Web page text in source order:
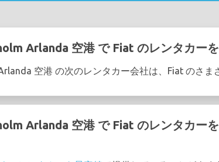
Arlanda 空港 で Fiat のレンタカー
空港 の次のレンタカー会社は、Fiat のさま
Arlanda 空港 で Fiat のレンタカー